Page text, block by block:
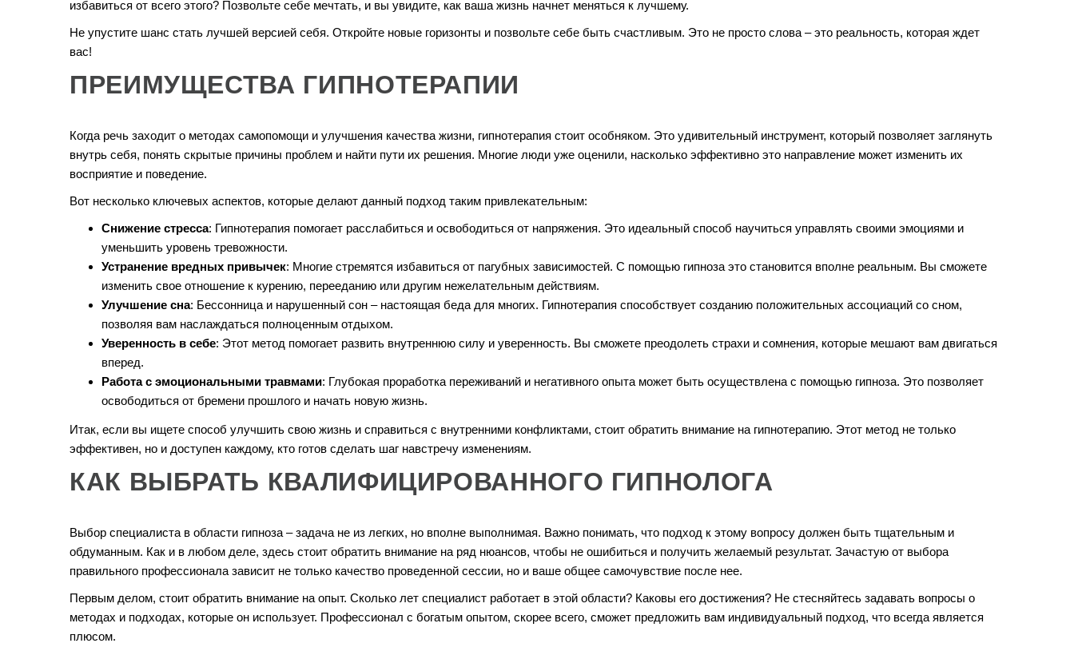
избавиться от всего этого? Позвольте себе мечтать, и вы увидите, как ваша жизнь начнет меняться к лучшему.
Не упустите шанс стать лучшей версией себя. Откройте новые горизонты и позвольте себе быть счастливым. Это не просто слова – это реальность, которая ждет
вас!
ПРЕИМУЩЕСТВА ГИПНОТЕРАПИИ
Когда речь заходит о методах самопомощи и улучшения качества жизни, гипнотерапия стоит особняком. Это удивительный инструмент, который позволяет заглянуть
внутрь себя, понять скрытые причины проблем и найти пути их решения. Многие люди уже оценили, насколько эффективно это направление может изменить их
восприятие и поведение.
Вот несколько ключевых аспектов, которые делают данный подход таким привлекательным:
Снижение стресса: Гипнотерапия помогает расслабиться и освободиться от напряжения. Это идеальный способ научиться управлять своими эмоциями и
уменьшить уровень тревожности.
Устранение вредных привычек: Многие стремятся избавиться от пагубных зависимостей. С помощью гипноза это становится вполне реальным. Вы сможете
изменить свое отношение к курению, перееданию или другим нежелательным действиям.
Улучшение сна: Бессонница и нарушенный сон – настоящая беда для многих. Гипнотерапия способствует созданию положительных ассоциаций со сном,
позволяя вам наслаждаться полноценным отдыхом.
Уверенность в себе: Этот метод помогает развить внутреннюю силу и уверенность. Вы сможете преодолеть страхи и сомнения, которые мешают вам двигаться
вперед.
Работа с эмоциональными травмами: Глубокая проработка переживаний и негативного опыта может быть осуществлена с помощью гипноза. Это позволяет
освободиться от бремени прошлого и начать новую жизнь.
Итак, если вы ищете способ улучшить свою жизнь и справиться с внутренними конфликтами, стоит обратить внимание на гипнотерапию. Этот метод не только
эффективен, но и доступен каждому, кто готов сделать шаг навстречу изменениям.
КАК ВЫБРАТЬ КВАЛИФИЦИРОВАННОГО ГИПНОЛОГА
Выбор специалиста в области гипноза – задача не из легких, но вполне выполнимая. Важно понимать, что подход к этому вопросу должен быть тщательным и
обдуманным. Как и в любом деле, здесь стоит обратить внимание на ряд нюансов, чтобы не ошибиться и получить желаемый результат. Зачастую от выбора
правильного профессионала зависит не только качество проведенной сессии, но и ваше общее самочувствие после нее.
Первым делом, стоит обратить внимание на опыт. Сколько лет специалист работает в этой области? Каковы его достижения? Не стесняйтесь задавать вопросы о
методах и подходах, которые он использует. Профессионал с богатым опытом, скорее всего, сможет предложить вам индивидуальный подход, что всегда является
плюсом.